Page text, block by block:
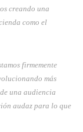
creando una
como el
firmemente
más
una audiencia
audaz para lo que